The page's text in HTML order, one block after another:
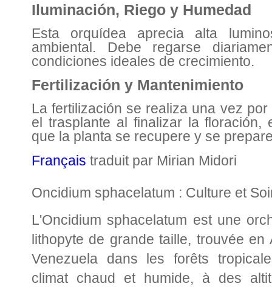
Iluminación, Riego y Humedad
Esta orquídea aprecia alta
ambiental. Debe regarse
condiciones ideales de crecimiento.
Fertilización y Mantenimiento
La fertilización se realiza una vez
el trasplante al finalizar la floración,
que la planta se recupere y se
Français traduit par Mirian Midori
Oncidium sphacelatum : Culture et
L'Oncidium sphacelatum est une
lithopyte de grande taille, trouvée en
Venezuela dans les forêts
climat chaud et humide, à des